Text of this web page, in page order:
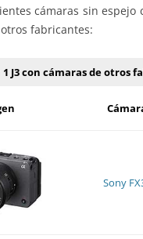
cámaras sin espejo
fabricantes:
J3 con cámaras de otros
Sony